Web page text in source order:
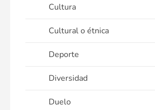
Cultura
Cultural o étnica
Deporte
Diversidad
Duelo